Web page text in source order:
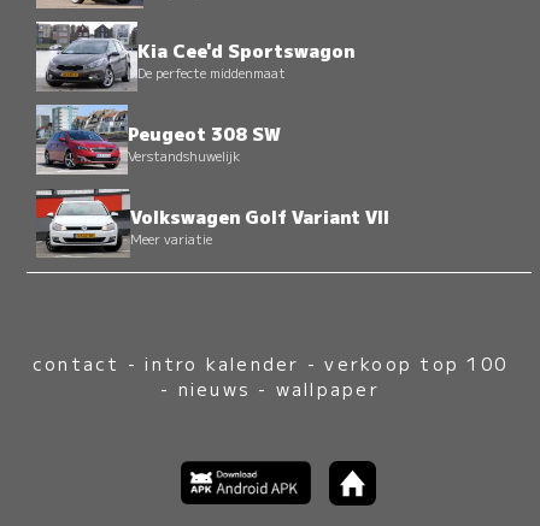
Kia Cee'd Sportswagon
De perfecte middenmaat
Peugeot 308 SW
Verstandshuwelijk
Volkswagen Golf Variant VII
Meer variatie
contact -intro kalender -verkoop top 100
- nieuws - wallpaper